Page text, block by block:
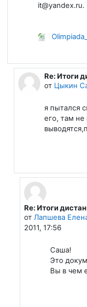
it@yandex.ru.
В ответ на
Re: Итоги
от Цыкин
я пытался
его, там
В ответ на
Re: Итоги
от Лапшева
2011, 17:56
Саша!
Это
Вы в чем